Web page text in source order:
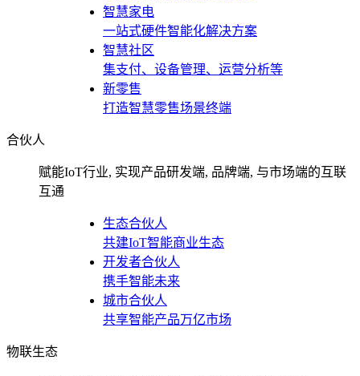
智慧家电
一站式硬件智能化解决方案
智慧社区
集支付、设备管理、运营分析等
新零售
打造智慧零售场景终端
合伙人
赋能IoT行业, 实现产品研发端, 品牌端, 与市场端的互联
互通
生态合伙人
共建IoT智能商业生态
开发者合伙人
携手智能未来
城市合伙人
共享智能产品万亿市场
物联生态